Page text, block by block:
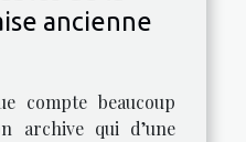
ancienne
compte beaucoup
archive qui d’une